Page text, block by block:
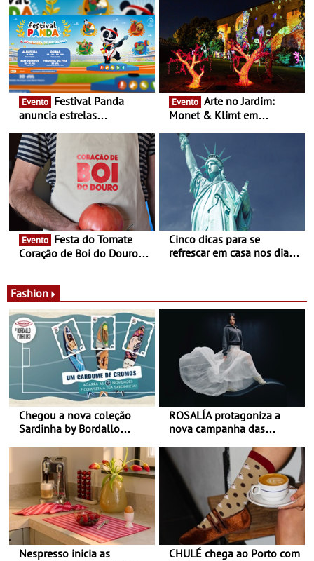
Evento
anuncia estrelas
- Entre Junho e Julho pelo
país
Evento
Monet & Klimt em
ao final de Setembro -
Experiência luminosa no
jardim do Museu de
Alberto Sampaio
Evento
Coração de Boi do Douro -
Cinco dicas para se
refrescar em casa nos dias
Fashion
Chegou a nova coleção
Sardinha by Bordallo
ROSALÍA protagoniza a
nova campanha das
Balance
Nespresso inicia as
CHULÉ chega ao Porto com